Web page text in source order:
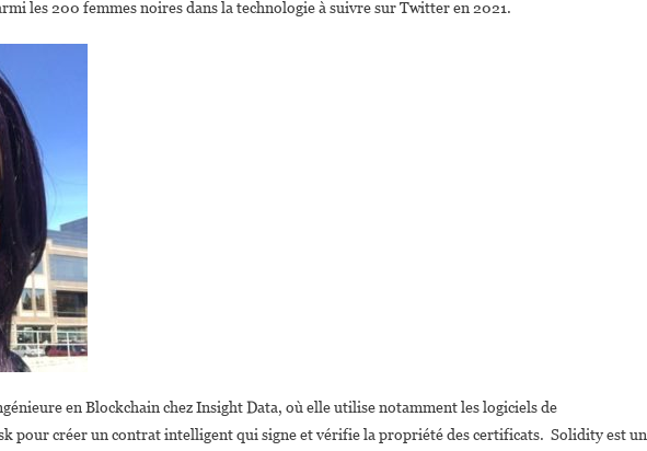
Distingue
les 200 femmes noires dans la technologie à suivre sur Twitter en 2021.
en Blockchain chez Insight Data, où elle utilise notamment les logiciels de
pour créer un contrat intelligent qui signe et vérifie la propriété des certificats. Solidity est un